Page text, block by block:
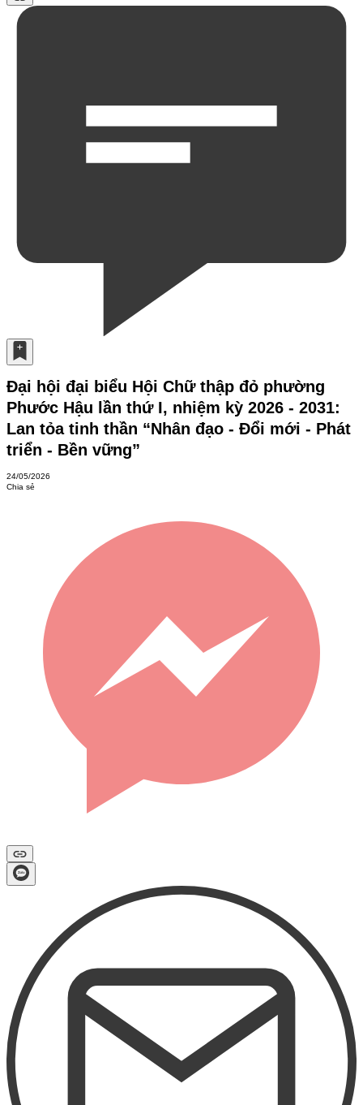
Đại hội đại biểu Hội Chữ thập đỏ phường
Phước Hậu lần thứ I, nhiệm kỳ 2026 - 2031:
Lan tỏa tinh thần “Nhân đạo - Đổi mới - Phát
triển - Bền vững”
24/05/2026
Chia sẻ